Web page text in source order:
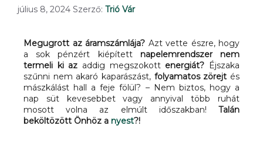
július 8, 2024 Szerző: Trió Vár
Megugrott az áramszámlája? Azt vette észre, hogy
a sok pénzért kiépített napelemrendszer nem
termeli ki az addig megszokott energiát? Éjszaka
szűnni nem akaró kaparászást, folyamatos zörejt és
mászkálást hall a feje fölül? – Nem biztos, hogy a
nap süt kevesebbet vagy annyival több ruhát
mosott volna az elmúlt időszakban! Talán
beköltözött Önhöz a nyest?!